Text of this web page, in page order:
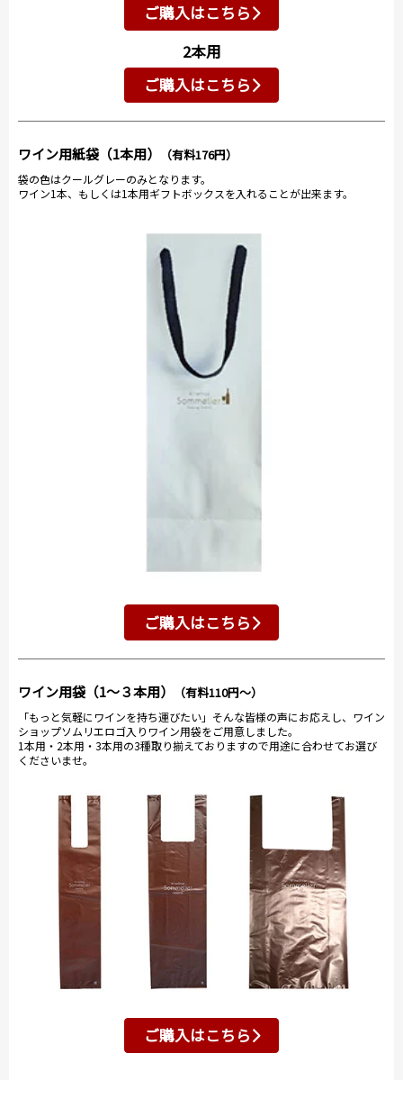
ご購入はこちら
2本用
ご購入はこちら
ワイン用紙袋（1本用） （有料176円）
袋の色はクールグレーのみとなります。
ワイン1本、もしくは1本用ギフトボックスを入れることが出来ます。
ご購入はこちら
ワイン用袋（1～３本用） （有料110円～）
「もっと気軽にワインを持ち運びたい」そんな皆様の声にお応えし、ワイン
ショップソムリエロゴ入りワイン用袋をご用意しました。
1本用・2本用・3本用の3種取り揃えておりますので用途に合わせてお選び
くださいませ。
ご購入はこちら